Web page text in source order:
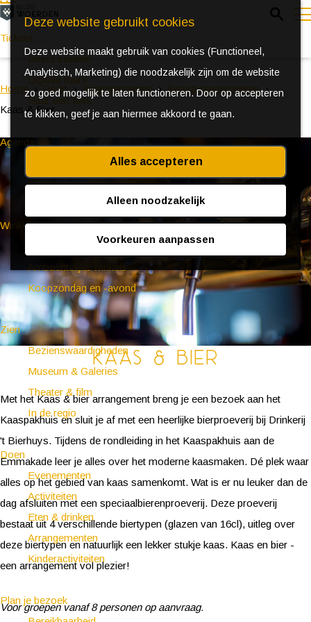
Deze website gebruikt cookies
Deze website maakt gebruik van cookies (Functioneel,
Analytisch, Marketing) die noodzakelijk zijn om de website
zo goed mogelijk te laten functioneren. Door op accepteren
te klikken, geef je aan hiermee akkoord te gaan.
Alles accepteren
Alleen noodzakelijk
Voorkeuren aanpassen
e
Tickets
Direct boeken
Digitale tours
Huur een fiets
Agenda
Ontdek Woerden in de zomer
Event aanmeldformulier
Winkelen
(Bijzondere) markten
Koopzondag en -avond
Zien
Bezienswaardigheden
Museum & Galeries
Theater & film
In de regio
Doen
Evenementen
Activiteiten
Eten & drinken
Arrangementen
Kinderactiviteiten
Plan je bezoek
Home Doen Arrangementen
Kaasarrangementen
Kaas & Bier
Kaas & Bier
Met het Kaas & bier arrangement breng je een bezoek aan het
Kaaspakhuis en sluit je af met een heerlijke bierproeverij bij Drinkerij
't Bierhuys. Tijdens de rondleiding in het Kaaspakhuis aan de
Emmakade leer je alles over het moderne kaasmaken. Dé plek waar
alles op het gebied van kaas samenkomt. Wat is er nu leuker dan de
dag afsluiten met een speciaalbierenproeverij. Deze proeverij
bestaat uit 4 verschillende biertypen (glazen van 16cl), uitleg over
deze biertypen en natuurlijk een lekker stukje kaas. Kaas en bier -
een arrangement vol plezier!
Voor groepen vanaf 8 personen op aanvraag.